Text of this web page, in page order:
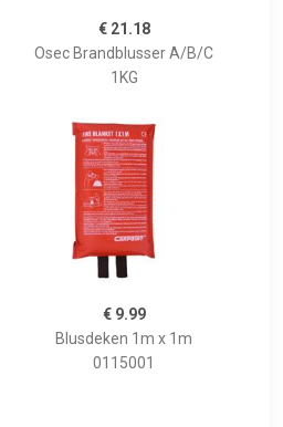
€ 21.18
Osec Brandblusser A/B/C
1KG
€ 9.99
Blusdeken 1m x 1m
0115001